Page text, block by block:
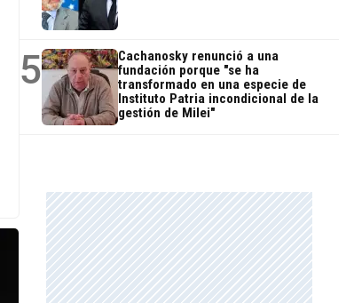
5
Cachanosky renunció a una
fundación porque "se ha
transformado en una especie de
Instituto Patria incondicional de la
gestión de Milei"